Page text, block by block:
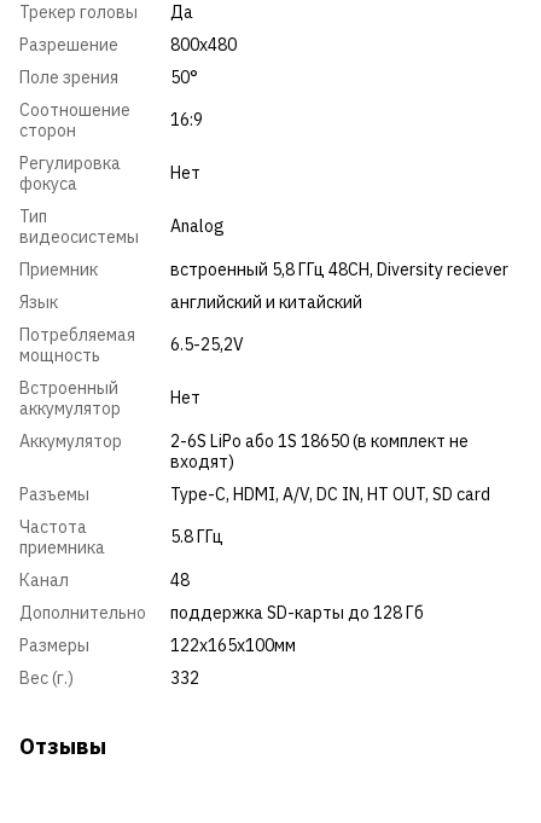
Трекер головы
Да
Разрешение
800x480
Поле зрения
50°
Соотношение
сторон
16:9
Регулировка
фокуса
Нет
Тип
видеосистемы
Analog
Приемник
встроенный 5,8 ГГц 48CH, Diversity reciever
Язык
английский и китайский
Потребляемая
мощность
6.5-25,2V
Встроенный
аккумулятор
Нет
Аккумулятор
2-6S LiPo або 1S 18650 (в комплект не
входят)
Разъемы
Type-C, HDMI, A/V, DC IN, HT OUT, SD card
Частота
приемника
5.8 ГГц
Канал
48
Дополнительно
поддержка SD-карты до 128 Гб
Размеры
122х165х100мм
Вес (г.)
332
Отзывы